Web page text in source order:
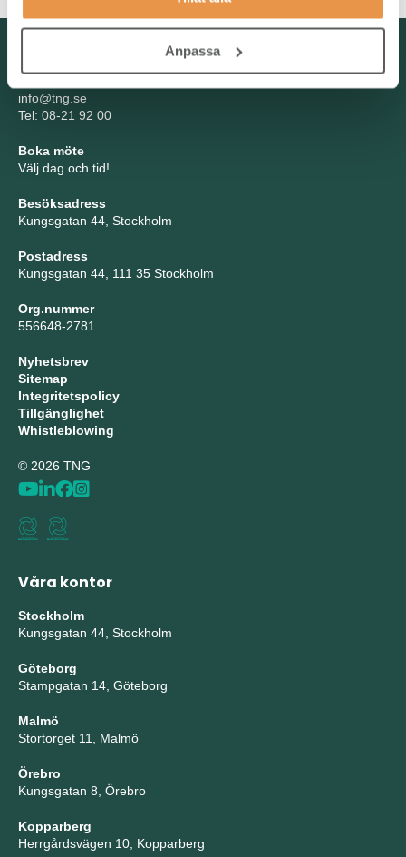
Anpassa
info@tng.se
Tel: 08-21 92 00
Boka möte
Välj dag och tid!
Besöksadress
Kungsgatan 44, Stockholm
Postadress
Kungsgatan 44, 111 35 Stockholm
Org.nummer
556648-2781
Nyhetsbrev
Sitemap
Integritetspolicy
Tillgänglighet
Whistleblowing
© 2026 TNG
Våra kontor
Stockholm
Kungsgatan 44, Stockholm
Göteborg
Stampgatan 14, Göteborg
Malmö
Stortorget 11, Malmö
Örebro
Kungsgatan 8, Örebro
Kopparberg
Herrgårdsvägen 10, Kopparberg